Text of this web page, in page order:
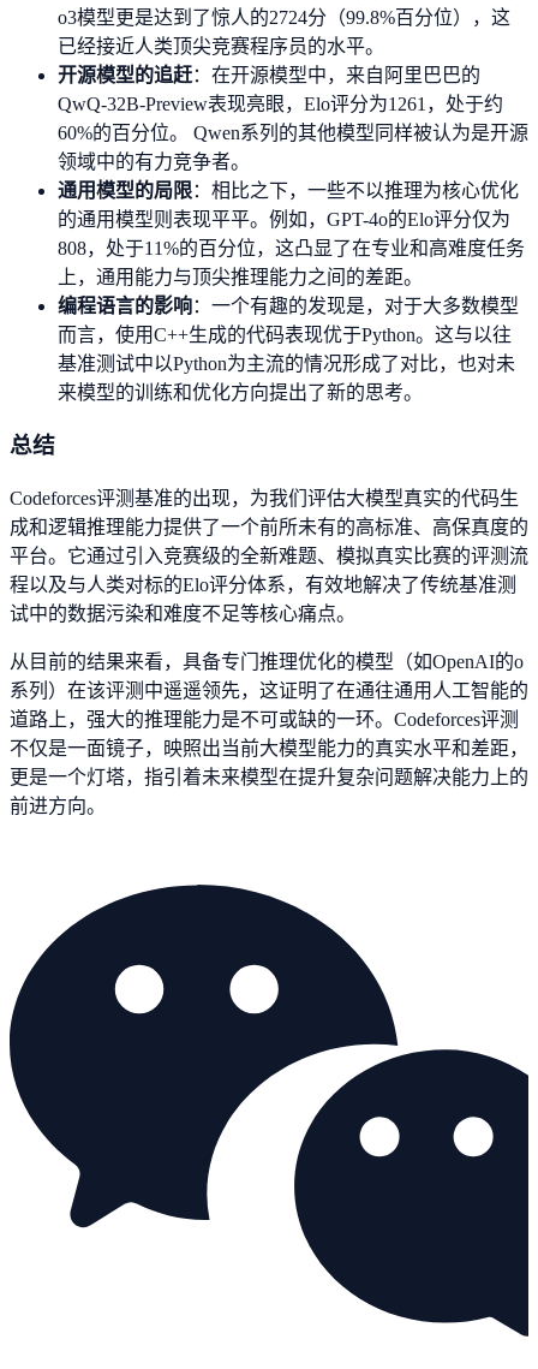
o3模型更是达到了惊人的2724分（99.8%百分位），这
已经接近人类顶尖竞赛程序员的水平。
开源模型的追赶：在开源模型中，来自阿里巴巴的
QwQ-32B-Preview表现亮眼，Elo评分为1261，处于约
60%的百分位。 Qwen系列的其他模型同样被认为是开源
领域中的有力竞争者。
通用模型的局限：相比之下，一些不以推理为核心优化
的通用模型则表现平平。例如，GPT-4o的Elo评分仅为
808，处于11%的百分位，这凸显了在专业和高难度任务
上，通用能力与顶尖推理能力之间的差距。
编程语言的影响：一个有趣的发现是，对于大多数模型
而言，使用C++生成的代码表现优于Python。这与以往
基准测试中以Python为主流的情况形成了对比，也对未
来模型的训练和优化方向提出了新的思考。
总结
Codeforces评测基准的出现，为我们评估大模型真实的代码生
成和逻辑推理能力提供了一个前所未有的高标准、高保真度的
平台。它通过引入竞赛级的全新难题、模拟真实比赛的评测流
程以及与人类对标的Elo评分体系，有效地解决了传统基准测
试中的数据污染和难度不足等核心痛点。
从目前的结果来看，具备专门推理优化的模型（如OpenAI的o
系列）在该评测中遥遥领先，这证明了在通往通用人工智能的
道路上，强大的推理能力是不可或缺的一环。Codeforces评测
不仅是一面镜子，映照出当前大模型能力的真实水平和差距，
更是一个灯塔，指引着未来模型在提升复杂问题解决能力上的
前进方向。